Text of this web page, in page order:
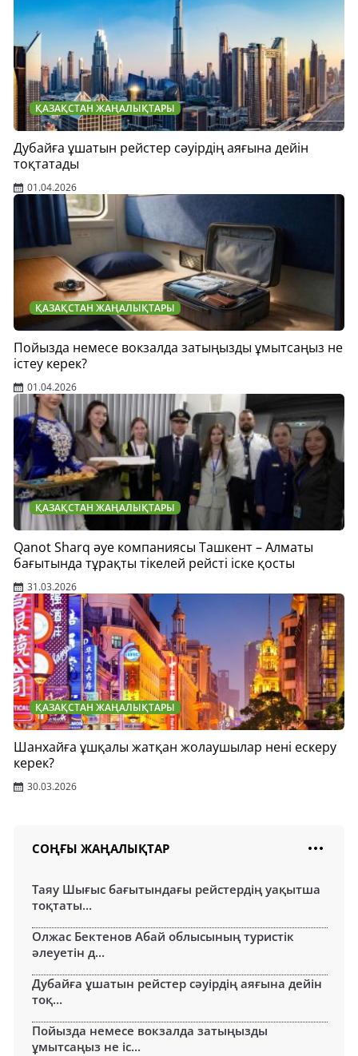
ҚАЗАҚСТАН ЖАҢАЛЫҚТАРЫ
Дубайға ұшатын рейстер сәуірдің аяғына дейін
тоқтатады
01.04.2026
ҚАЗАҚСТАН ЖАҢАЛЫҚТАРЫ
Пойызда немесе вокзалда затыңызды ұмытсаңыз не
істеу керек?
01.04.2026
ҚАЗАҚСТАН ЖАҢАЛЫҚТАРЫ
Qanot Sharq әуе компаниясы Ташкент – Алматы
бағытында тұрақты тікелей рейсті іске қосты
31.03.2026
ҚАЗАҚСТАН ЖАҢАЛЫҚТАРЫ
Шанхайға ұшқалы жатқан жолаушылар нені ескеру
керек?
30.03.2026
СОҢҒЫ ЖАҢАЛЫҚТАР
Таяу Шығыс бағытындағы рейстердің уақытша
тоқтаты...
Олжас Бектенов Абай облысының туристік
әлеуетін д...
Дубайға ұшатын рейстер сәуірдің аяғына дейін
тоқ...
Пойызда немесе вокзалда затыңызды
ұмытсаңыз не іс...